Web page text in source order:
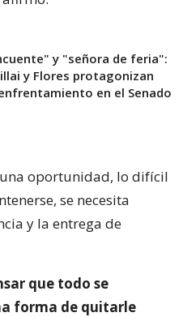
y "señora de feria":
y Flores protagonizan
en el Senado
oportunidad, lo difícil
se necesita
y la entrega de
que todo se
forma de quitarle